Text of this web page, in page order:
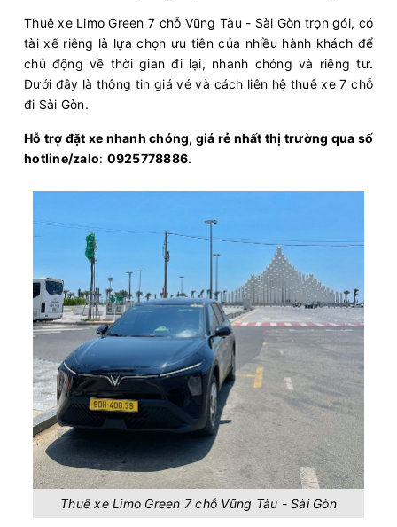
Thuê xe Limo Green 7 chỗ Vũng Tàu - Sài Gòn trọn gói, có
tài xế riêng là lựa chọn ưu tiên của nhiều hành khách để
chủ động về thời gian đi lại, nhanh chóng và riêng tư.
Dưới đây là thông tin giá vé và cách liên hệ thuê xe 7 chỗ
đi Sài Gòn.
Hỗ trợ đặt xe nhanh chóng, giá rẻ nhất thị trường qua số
hotline/zalo: 0925778886.
Thuê xe Limo Green 7 chỗ Vũng Tàu - Sài Gòn